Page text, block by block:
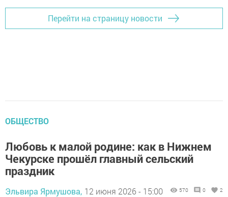
Перейти на страницу новости
ОБЩЕСТВО
Любовь к малой родине: как в Нижнем
Чекурске прошёл главный сельский
праздник
Эльвира Ярмушова, 12 июня 2026 - 15:00 570 0 2